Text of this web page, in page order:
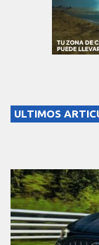
ULTIMOS